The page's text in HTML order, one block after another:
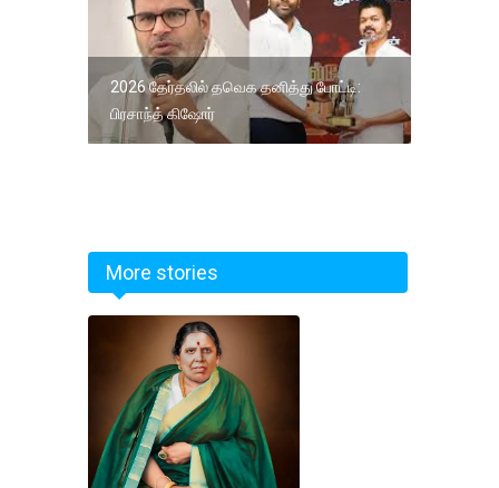
2026 தேர்தலில் தவெக தனித்து போட்டி:
பிரசாந்த் கிஷோர்
More stories